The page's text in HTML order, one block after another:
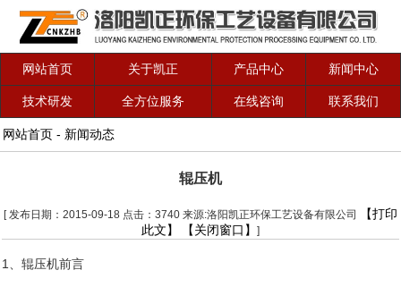
网站首页 关于凯正 产品中心 新闻中心
技术研发 全方位服务 在线咨询 联系我们
网站首页 - 新闻动态
辊压机
[ 发布日期：2015-09-18 点击：3740 来源:洛阳凯正环保工艺设备有限公司
【打印
此文】
【关闭窗口】 ]
1、辊压机前言